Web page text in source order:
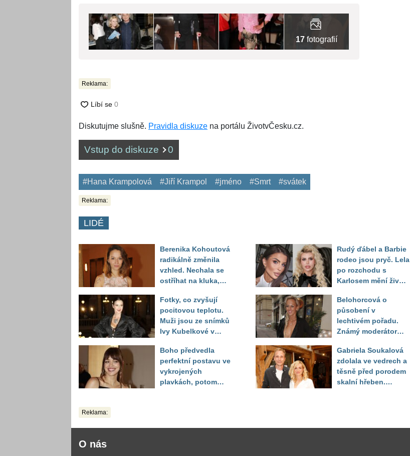
17 fotografií
Reklama:
Diskutujme slušně. Pravidla diskuze na portálu ŽivotvČesku.cz.
Vstup do diskuze 0
#Hana Krampolová #Jiří Krampol #jméno #Smrt #svátek
Reklama:
LIDÉ
Berenika Kohoutová
radikálně změnila
vzhled. Nechala se
ostříhat na kluka,
překvapily
Fotky, co zvyšují
pocitovou teplotu.
Muži jsou ze snímků
Ivy Kubelkové v
Boho předvedla
perfektní postavu ve
vykrojených
plavkách, potom
Rudý ďábel a Barbie
rodeo jsou pryč. Lela
po rozchodu s
Karlosem mění život i
Sandeva
Belohorcová o
působení v
lechtivém pořadu.
Známý moderátor
sledoval pod dekou
Gabriela Soukalová
zdolala ve vedrech a
těsně před porodem
skalní hřeben.
Reklama:
O nás